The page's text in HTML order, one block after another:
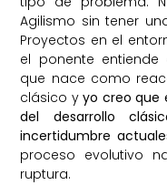
Agilismo sin tener
Proyectos en el
el ponente
que nace como
clásico yyo creo que
del desarrollo
incertidumbre
proceso evolutivo
ruptura.